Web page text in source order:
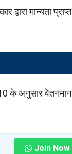
मान्यता प्राप्त
के अनुसार वेतनमान
Join Now